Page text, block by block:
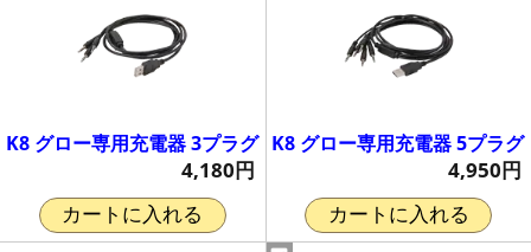
K8 グロー専用充電器 3プラグ
4,180円
カートに入れる
K8 グロー専用充電器 5プラグ
4,950円
カートに入れる